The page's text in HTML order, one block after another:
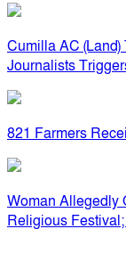
Cumilla AC
Journalists
821 Farmers
Woman Allegedly
Religious